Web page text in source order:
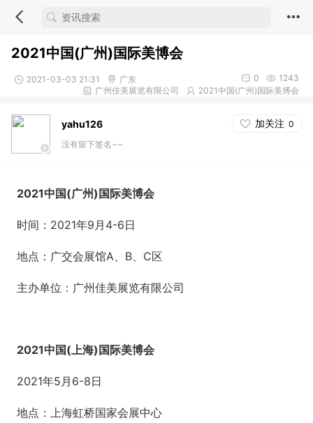
2021中国(广州)国际美博会
2021-03-03 21:31 广东 1243
0
2021中国(广州)国际美博会
广州佳美展览有限公司
yahu126 加关注 0
没有留下签名~~
2021中国(广州)国际美博会
时间：2021年9月4-6日
地点：广交会展馆A、B、C区
主办单位：广州佳美展览有限公司
2021中国(上海)国际美博会
2021年5月6-8日
地点：上海虹桥国家会展中心